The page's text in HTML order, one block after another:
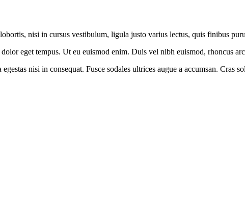
nisi in cursus vestibulum, ligula justo varius lectus, quis finibus
eget tempus. Ut eu euismod enim. Duis vel nibh euismod, rhoncus
nisi in consequat. Fusce sodales ultrices augue a accumsan. Cras